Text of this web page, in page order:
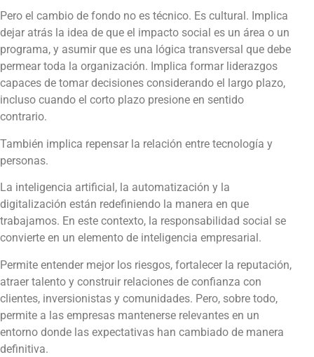
Pero el cambio de fondo no es técnico. Es cultural. Implica
dejar atrás la idea de que el impacto social es un área o un
programa, y asumir que es una lógica transversal que debe
permear toda la organización. Implica formar liderazgos
capaces de tomar decisiones considerando el largo plazo,
incluso cuando el corto plazo presione en sentido
contrario.
También implica repensar la relación entre tecnología y
personas.
La inteligencia artificial, la automatización y la
digitalización están redefiniendo la manera en que
trabajamos. En este contexto, la responsabilidad social se
convierte en un elemento de inteligencia empresarial.
Permite entender mejor los riesgos, fortalecer la reputación,
atraer talento y construir relaciones de confianza con
clientes, inversionistas y comunidades. Pero, sobre todo,
permite a las empresas mantenerse relevantes en un
entorno donde las expectativas han cambiado de manera
definitiva.